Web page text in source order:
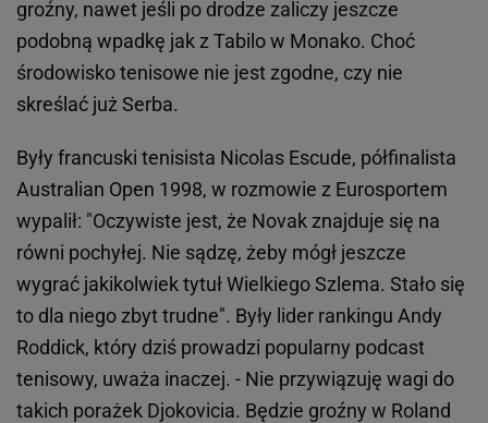
groźny, nawet jeśli po drodze zaliczy jeszcze
podobną wpadkę jak z Tabilo w Monako. Choć
środowisko tenisowe nie jest zgodne, czy nie
skreślać już Serba.
Były francuski tenisista Nicolas Escude, półfinalista
Australian Open 1998, w rozmowie z Eurosportem
wypalił: "Oczywiste jest, że Novak znajduje się na
równi pochyłej. Nie sądzę, żeby mógł jeszcze
wygrać jakikolwiek tytuł Wielkiego Szlema. Stało się
to dla niego zbyt trudne". Były lider rankingu Andy
Roddick, który dziś prowadzi popularny podcast
tenisowy, uważa inaczej. - Nie przywiązuję wagi do
takich porażek Djokovicia. Będzie groźny w Roland